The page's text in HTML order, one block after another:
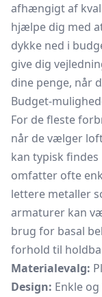
afhængigt af
hjælpe dig med
dykke ned i
give dig
dine penge, når
Budget-
For de fleste
når de vælger
kan typisk findes
omfatter ofte
lettere metaller
armaturer kan
brug for basal
forhold til
Materialevalg:
Design: Enkle